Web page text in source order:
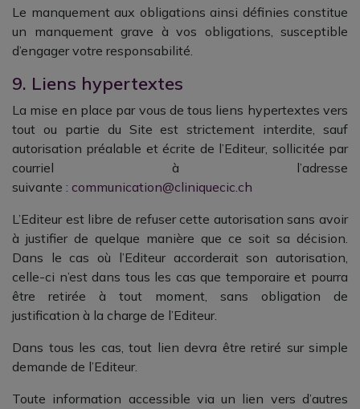
Le manquement aux obligations ainsi définies constitue
un manquement grave à vos obligations, susceptible
d’engager votre responsabilité.
9. Liens hypertextes
La mise en place par vous de tous liens hypertextes vers
tout ou partie du Site est strictement interdite, sauf
autorisation préalable et écrite de l’Editeur, sollicitée par
courriel à l’adresse
suivante : communication@cliniquecic.ch
L’Editeur est libre de refuser cette autorisation sans avoir
à justifier de quelque manière que ce soit sa décision.
Dans le cas où l’Editeur accorderait son autorisation,
celle-ci n’est dans tous les cas que temporaire et pourra
être retirée à tout moment, sans obligation de
justification à la charge de l’Editeur.
Dans tous les cas, tout lien devra être retiré sur simple
demande de l’Editeur.
Toute information accessible via un lien vers d’autres